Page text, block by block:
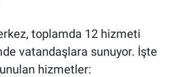
toplamda 12 hizmeti
vatandaşlara sunuyor. İşte
hizmetler: